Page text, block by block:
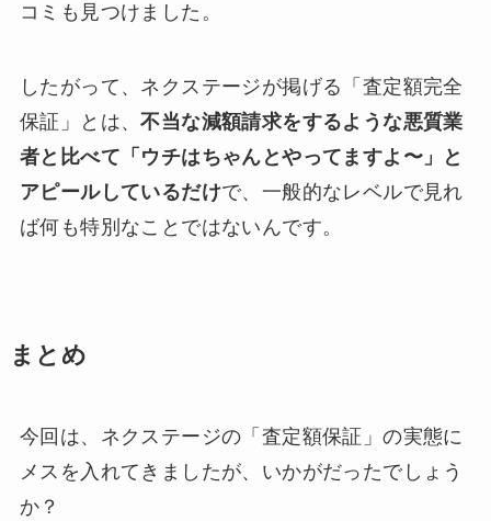
コミも見つけました。
したがって、ネクステージが掲げる「査定額完全
保証」とは、不当な減額請求をするような悪質業
者と比べて「ウチはちゃんとやってますよ〜」と
アピールしているだけで、一般的なレベルで見れ
ば何も特別なことではないんです。
まとめ
今回は、ネクステージの「査定額保証」の実態に
メスを入れてきましたが、いかがだったでしょう
か？